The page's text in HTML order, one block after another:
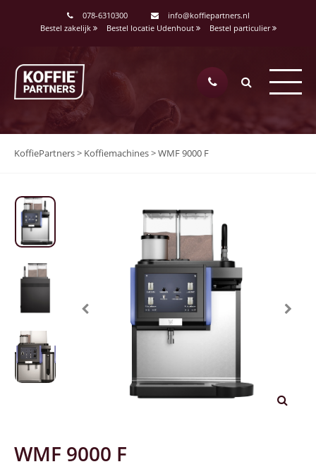
078-6310300
info@koffiepartners.nl
Bestel zakelijk
Bestel locatie Udenhout Bestel particulier
KoffiePartners> Koffiemachines>WMF 9000 F
WMF 9000 F